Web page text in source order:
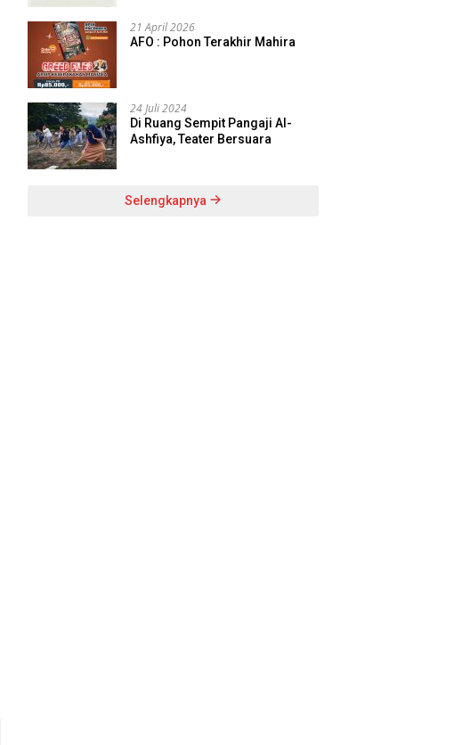
21 April 2026
AFO : Pohon Terakhir Mahira
24 Juli 2024
Di Ruang Sempit Pangaji Al-
Ashfiya, Teater Bersuara
Selengkapnya